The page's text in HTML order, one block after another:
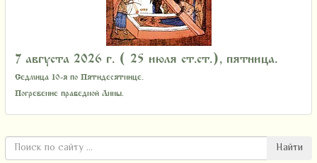
7 августа 2026 г. ( 25 июля ст.ст.), пятница.
Седмица 10-я по Пятидесятнице.
Погребение праведной Анны.
Найти